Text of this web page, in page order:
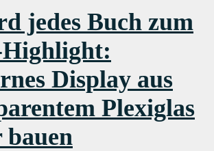
jedes Buch zum
Display aus
Plexiglas
bauen